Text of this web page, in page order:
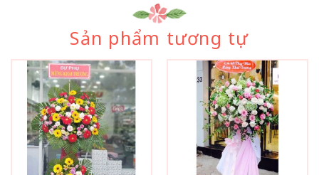
Sản phẩm tương tự